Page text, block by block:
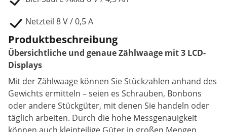
Netzteil 8 V / 0,5 A
Produktbeschreibung
Übersichtliche und genaue Zählwaage mit 3 LCD-
Displays
Mit der Zählwaage können Sie Stückzahlen anhand des
Gewichts ermitteln – seien es Schrauben, Bonbons
oder andere Stückgüter, mit denen Sie handeln oder
täglich arbeiten. Durch die hohe Messgenauigkeit